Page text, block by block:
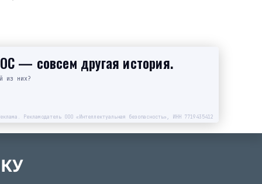
— совсем другая история.
из них?
Рекламодатель ООО «Интеллектуальная безопасность», ИНН 7719435412